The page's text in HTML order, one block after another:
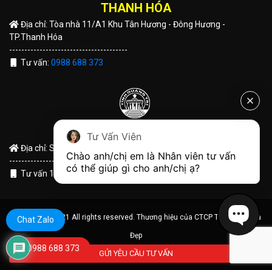
THANH HÓA
Địa chỉ: Tòa nhà 11/A1 Khu Tân Hương - Đông Hương -
TP.Thanh Hóa
---------------------------------------
Tư vấn: 0988 688 373
QUẢNG TRỊ
Địa chỉ: Số 191 Hùng Vương - TP Đông Hà - Tỉnh Quảng Trị
---------------------------------------
Tư vấn 1:
0988 688 373
© Copyright 2021 All rights reserved. Thương hiệu của CTCP Tập Đoàn Nhà
Đẹp
GỬI YÊU CẦU TƯ VẤN
Chat Zalo
0988 688 373
Tư Vấn Viên
Chào anh/chị em là Nhân viên tư vấn
có thể giúp gì cho anh/chị ạ?